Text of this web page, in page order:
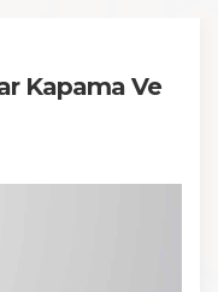
Kapama Ve